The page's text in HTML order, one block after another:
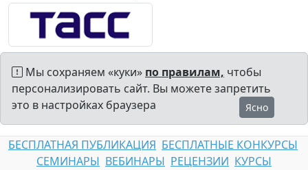
Мы сохраняем «куки» по правилам, чтобы
персонализировать сайт. Вы можете запретить
это в настройках браузера
Ясно
БЕСПЛАТНАЯ ПУБЛИКАЦИЯ БЕСПЛАТНЫЕ КОНКУРСЫ
СЕМИНАРЫ ВЕБИНАРЫ РЕЦЕНЗИИ КУРСЫ